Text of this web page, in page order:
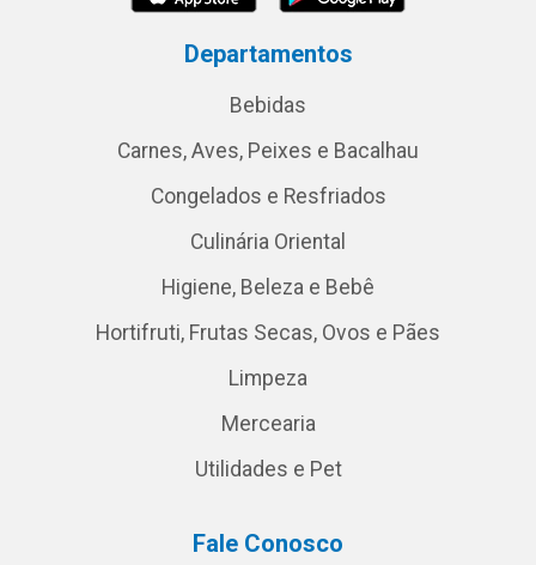
Departamentos
Bebidas
Carnes, Aves, Peixes e Bacalhau
Congelados e Resfriados
Culinária Oriental
Higiene, Beleza e Bebê
Hortifruti, Frutas Secas, Ovos e Pães
Limpeza
Mercearia
Utilidades e Pet
Fale Conosco